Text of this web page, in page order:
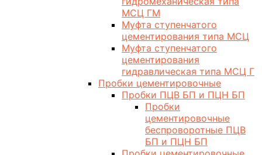
МСЦ ГМ
Муфта ступенчатого
цементирования типа МСЦ
Муфта ступенчатого
цементирования
гидравлическая типа МСЦ Г
Пробки цементировочные
Пробки ПЦВ БП и ПЦН БП
Пробки
цементировочные
беспроворотные ПЦВ
БП и ПЦН БП